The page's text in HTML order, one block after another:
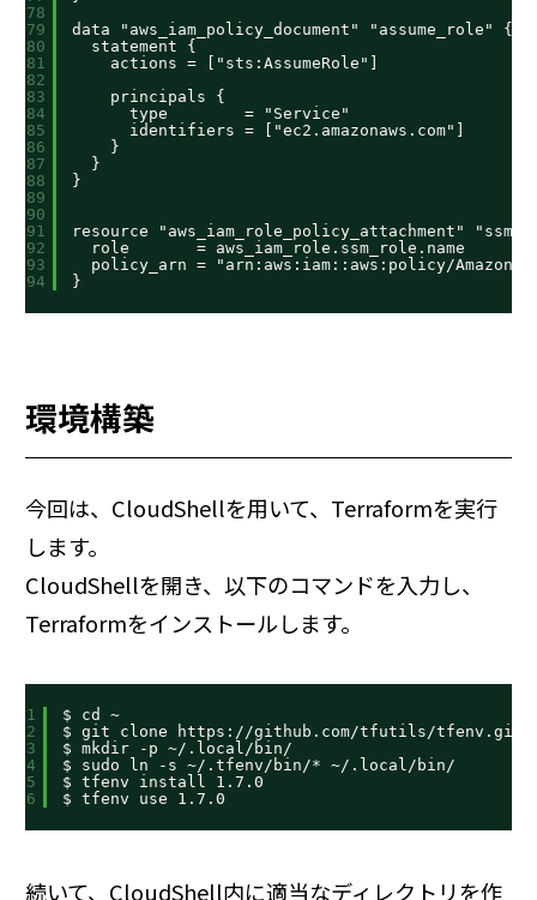
78
79
80
81
82
83
84
85
86
87
88
89
90
91
92
93
94
data "aws_iam_policy_document" "assume_role" {
statement {
actions = ["sts:AssumeRole"]
principals {
type        = "Service"
identifiers = ["ec2.amazonaws.com"]
}
}
}
resource "aws_iam_role_policy_attachment"
role       = aws_iam_role.ssm_role.name
policy_arn = "arn:aws:iam::aws:policy/
}
環境構築
今回は、CloudShellを用いて、Terraformを実行
します。
CloudShellを開き、以下のコマンドを入力し、
Terraformをインストールします。
1
2
3
4
5
6
$ cd ~
$ git clone
https://github.com/tfutils/tfenv.git
$ mkdir -p ~/.local/bin/
$ sudo ln -s ~/.tfenv/bin/* ~/.local/bin/
$ tfenv install 1.7.0
$ tfenv use 1.7.0
続いて、CloudShell内に適当なディレクトリを作